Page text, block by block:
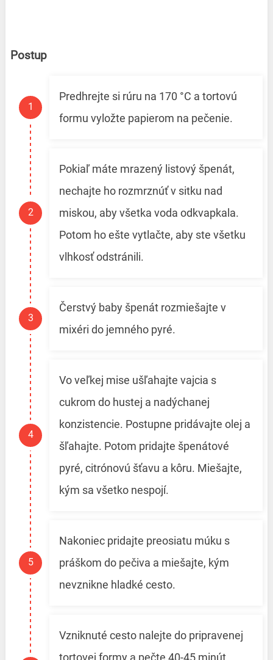
Postup
Predhrejte si rúru na 170 °C a tortovú
formu vyložte papierom na pečenie.
Pokiaľ máte mrazený listový špenát,
nechajte ho rozmrznúť v sitku nad
miskou, aby všetka voda odkvapkala.
Potom ho ešte vytlačte, aby ste všetku
vlhkosť odstránili.
Čerstvý baby špenát rozmiešajte v
mixéri do jemného pyré.
Vo veľkej mise ušľahajte vajcia s
cukrom do hustej a nadýchanej
konzistencie. Postupne pridávajte olej a
šľahajte. Potom pridajte špenátové
pyré, citrónovú šťavu a kôru. Miešajte,
kým sa všetko nespojí.
Nakoniec pridajte preosiatu múku s
práškom do pečiva a miešajte, kým
nevznikne hladké cesto.
Vzniknuté cesto nalejte do pripravenej
tortovej formy a pečte 40-45 minút.